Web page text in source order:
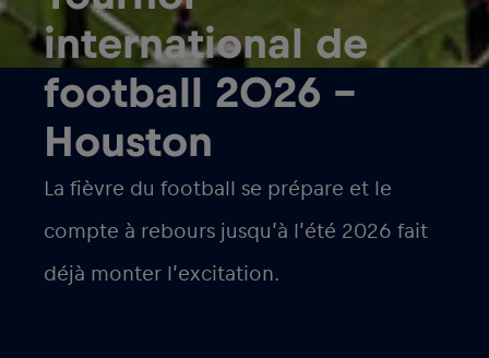
international de
football 2026 –
Houston
La fièvre du football se prépare et le
compte à rebours jusqu’à l’été 2026 fait
déjà monter l’excitation.